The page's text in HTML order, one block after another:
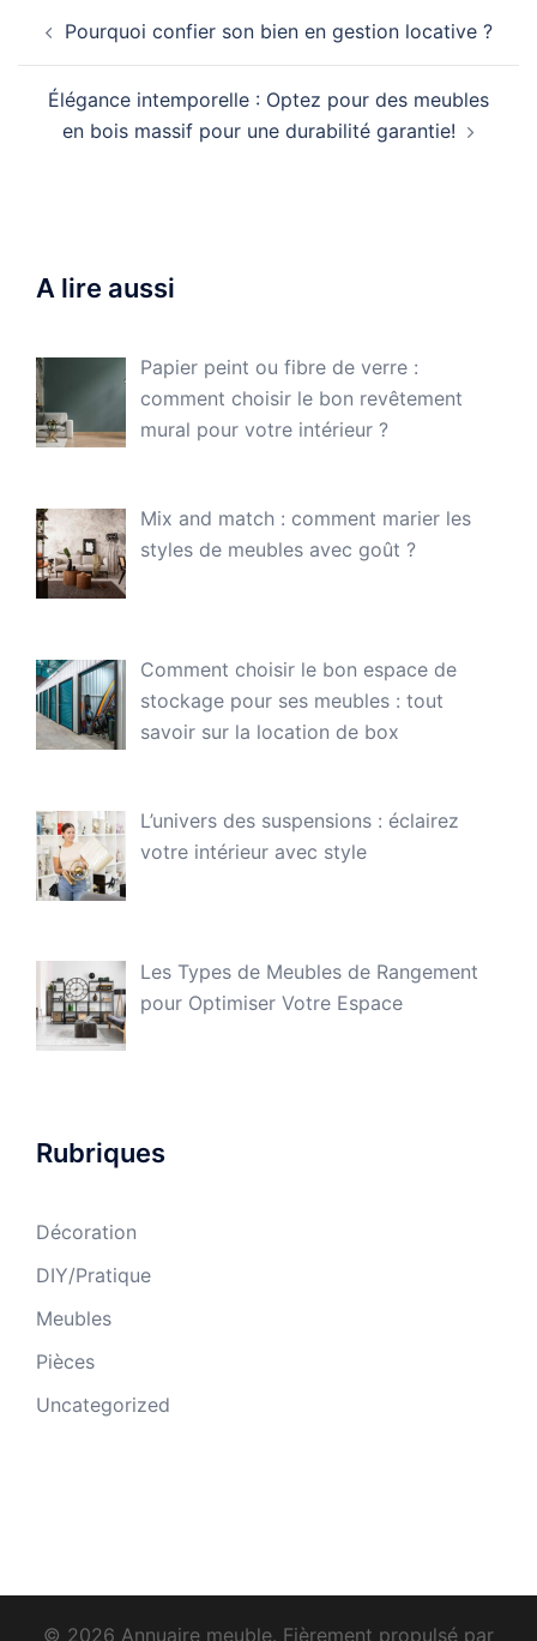
d’article
Pourquoi confier son bien en gestion locative ?
Élégance intemporelle : Optez pour des meubles
en bois massif pour une durabilité garantie!
A lire aussi
Papier peint ou fibre de verre :
comment choisir le bon revêtement
mural pour votre intérieur ?
Mix and match : comment marier les
styles de meubles avec goût ?
Comment choisir le bon espace de
stockage pour ses meubles : tout
savoir sur la location de box
L’univers des suspensions : éclairez
votre intérieur avec style
Les Types de Meubles de Rangement
pour Optimiser Votre Espace
Rubriques
Décoration
DIY/Pratique
Meubles
Pièces
Uncategorized
© 2026 Annuaire meuble. Fièrement propulsé par